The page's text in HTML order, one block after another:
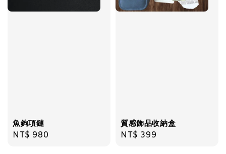
魚鉤項鏈
Regular
NT$ 980
質感飾品收納盒
Regular
NT$ 399